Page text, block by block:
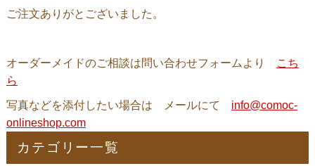
ご注文ありがとございました。
オーダーメイドのご相談は問い合わせフォームより
こち
ら
写真などを添付したい場合は メールにて info@comoc-
onlineshop.com
カテゴリー一覧